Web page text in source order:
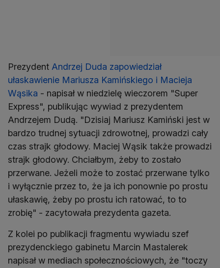
Prezydent Andrzej Duda zapowiedział
ułaskawienie Mariusza Kamińskiego i Macieja
Wąsika - napisał w niedzielę wieczorem "Super
Express", publikując wywiad z prezydentem
Andrzejem Dudą. "Dzisiaj Mariusz Kamiński jest w
bardzo trudnej sytuacji zdrowotnej, prowadzi cały
czas strajk głodowy. Maciej Wąsik także prowadzi
strajk głodowy. Chciałbym, żeby to zostało
przerwane. Jeżeli może to zostać przerwane tylko
i wyłącznie przez to, że ja ich ponownie po prostu
ułaskawię, żeby po prostu ich ratować, to to
zrobię" - zacytowała prezydenta gazeta.
Z kolei po publikacji fragmentu wywiadu szef
prezydenckiego gabinetu Marcin Mastalerek
napisał w mediach społecznościowych, że "toczy